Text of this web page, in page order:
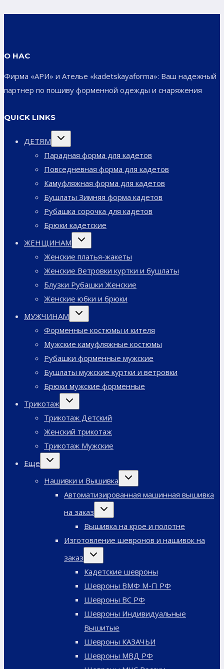
О НАС
Фирма «АРИ» и Ателье «kadetskayaforma»: Ваш надежный
партнер по пошиву форменной одежды и снаряжения
QUICK LINKS
ДЕТЯМ
Переключить
дочернее
Парадная форма для кадетов
Повседневная форма для кадетов
Камуфляжная форма для кадетов
Бушлаты Зимняя форма кадетов
Рубашка сорочка для кадетов
Брюки кадетские
ЖЕНЩИНАМ
Переключить
дочернее
Женские платья-жакеты
Женские Ветровки куртки и бушлаты
Блузки Рубашки Женские
Женские юбки и брюки
МУЖЧИНАМ
Переключить
дочернее
Форменные костюмы и кителя
Мужские камуфляжные костюмы
Рубашки форменные мужские
Бушлаты мужские куртки и ветровки
Брюки мужские форменные
Трикотаж
Переключить
дочернее
Трикотаж Детский
Женский трикотаж
Трикотаж Мужские
Еще
Переключить
дочернее
Нашивки и Вышивка
Переключить
дочернее
Автоматизированная машинная вышивка
на заказ
Переключить
дочернее
Вышивка на крое и полотне
Изготовление шевронов и нашивок на
заказ
Переключить
дочернее
Кадетские шевроны
Шевроны ВМФ М-П РФ
Шевроны ВС РФ
Шевроны Индивидуальные
Вышитые
Шевроны КАЗАЧЬИ
Шевроны МВД РФ